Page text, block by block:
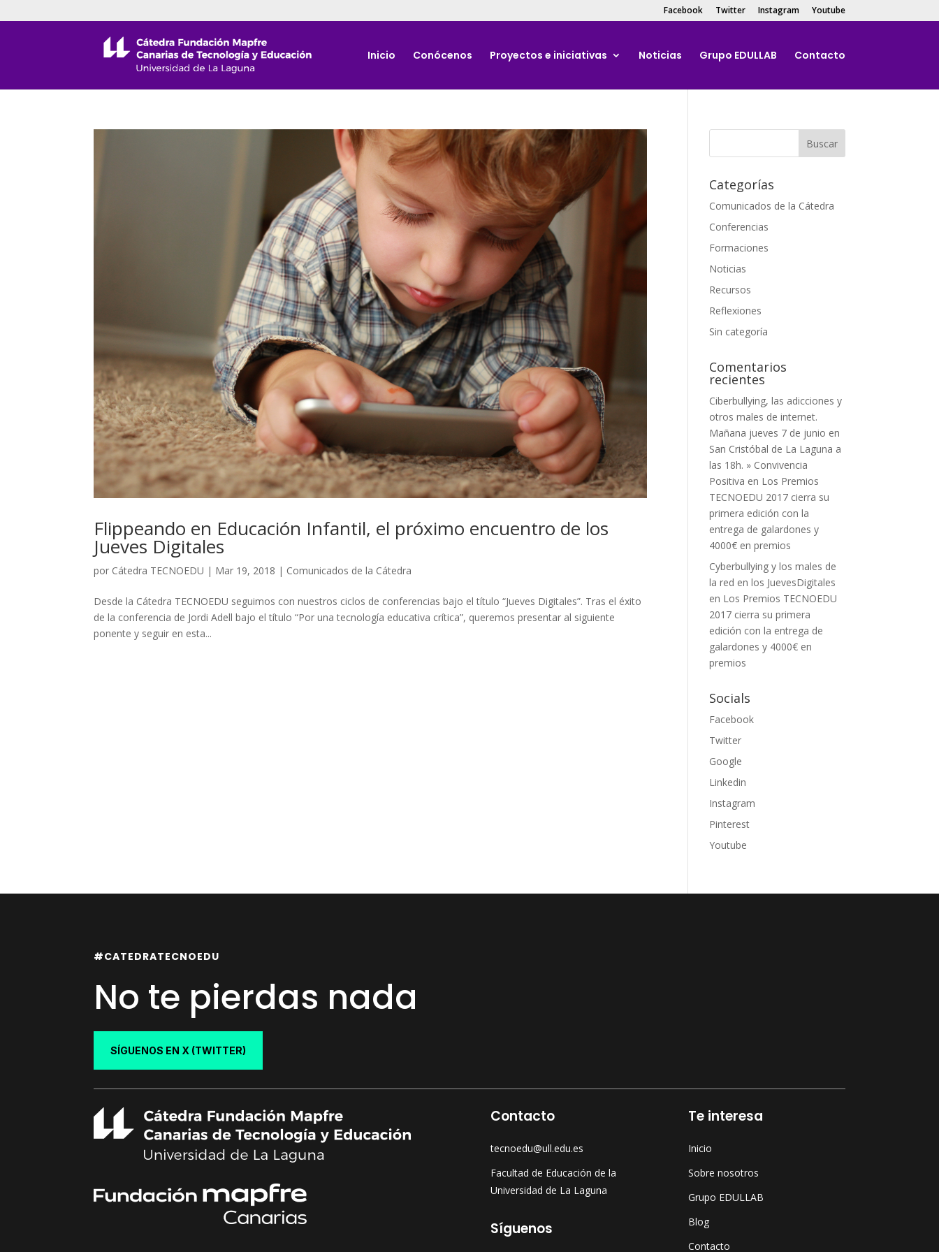
Facebook Twitter Instagram Youtube
Inicio Conócenos Proyectos e iniciativas Noticias Grupo EDULLAB Contacto
Flippeando en Educación Infantil, el próximo encuentro de los
Jueves Digitales
por Cátedra TECNOEDU | Mar 19, 2018 | Comunicados de la Cátedra
Desde la Cátedra TECNOEDU seguimos con nuestros ciclos de conferencias bajo el título “Jueves Digitales”. Tras el éxito
de la conferencia de Jordi Adell bajo el título “Por una tecnología educativa crítica”, queremos presentar al siguiente
ponente y seguir en esta...
Categorías
Comunicados de la Cátedra
Conferencias
Formaciones
Noticias
Recursos
Reflexiones
Sin categoría
Comentarios
recientes
Ciberbullying, las adicciones y
otros males de internet.
Mañana jueves 7 de junio en
San Cristóbal de La Laguna a
las 18h. » Convivencia
Positiva en Los Premios
TECNOEDU 2017 cierra su
primera edición con la
entrega de galardones y
4000€ en premios
Cyberbullying y los males de
la red en los JuevesDigitales
en Los Premios TECNOEDU
2017 cierra su primera
edición con la entrega de
galardones y 4000€ en
premios
Socials
Facebook
Twitter
Google
Linkedin
Instagram
Pinterest
Youtube
#CATEDRATECNOEDU
No te pierdas nada
SÍGUENOS EN X (TWITTER)
Contacto
tecnoedu@ull.edu.es
Facultad de Educación de la
Universidad de La Laguna
Síguenos
Te interesa
Inicio
Sobre nosotros
Grupo EDULLAB
Blog
Contacto